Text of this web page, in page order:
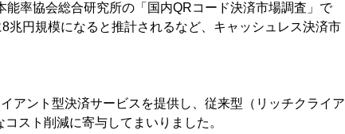
率協会総合研究所の「国内QRコード決済市場調査」で
兆円規模になると推計されるなど、キャッシュレス決済市
アント型決済サービスを提供し、従来型（リッチクライア
スト削減に寄与してまいりました。